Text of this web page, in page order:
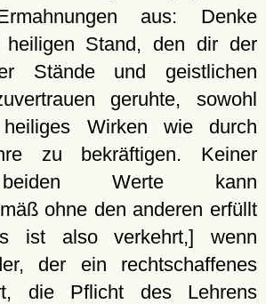
aus: Denke
heiligen Stand, den dir der
Stände und geistlichen
geruhte, sowohl
Wirken wie durch
zu bekräftigen. Keiner
Werte kann
ohne den anderen erfüllt
ist also verkehrt,] wenn
der ein rechtschaffenes
die Pflicht des Lehrens